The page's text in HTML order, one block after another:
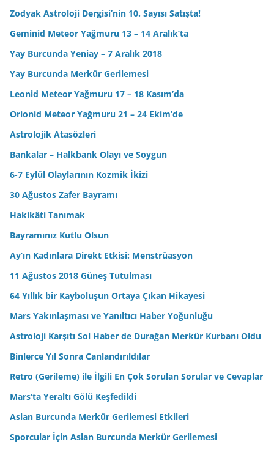
Zodyak Astroloji Dergisi’nin 10. Sayısı Satışta!
Geminid Meteor Yağmuru 13 – 14 Aralık’ta
Yay Burcunda Yeniay – 7 Aralık 2018
Yay Burcunda Merkür Gerilemesi
Leonid Meteor Yağmuru 17 – 18 Kasım’da
Orionid Meteor Yağmuru 21 – 24 Ekim’de
Astrolojik Atasözleri
Bankalar – Halkbank Olayı ve Soygun
6-7 Eylül Olaylarının Kozmik İkizi
30 Ağustos Zafer Bayramı
Hakikâti Tanımak
Bayramınız Kutlu Olsun
Ay’ın Kadınlara Direkt Etkisi: Menstrüasyon
11 Ağustos 2018 Güneş Tutulması
64 Yıllık bir Kayboluşun Ortaya Çıkan Hikayesi
Mars Yakınlaşması ve Yanıltıcı Haber Yoğunluğu
Astroloji Karşıtı Sol Haber de Durağan Merkür Kurbanı Oldu
Binlerce Yıl Sonra Canlandırıldılar
Retro (Gerileme) ile İlgili En Çok Sorulan Sorular ve Cevaplar
Mars’ta Yeraltı Gölü Keşfedildi
Aslan Burcunda Merkür Gerilemesi Etkileri
Sporcular İçin Aslan Burcunda Merkür Gerilemesi